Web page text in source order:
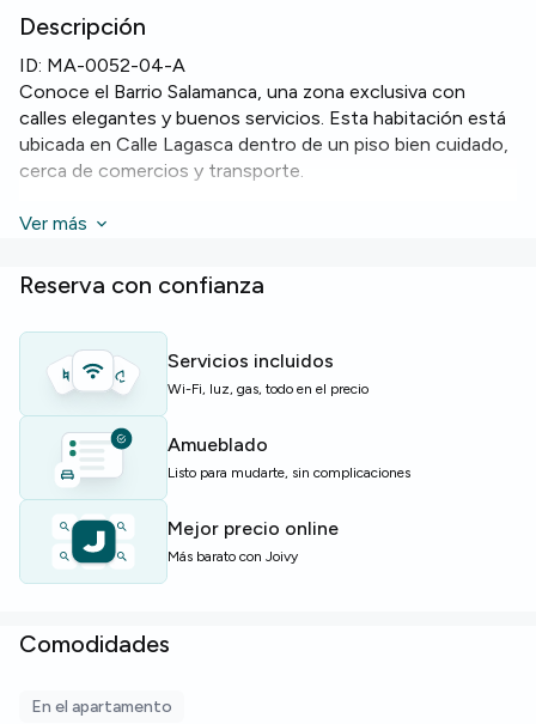
Descripción
ID: MA-0052-04-A
Conoce el Barrio Salamanca, una zona exclusiva con
calles elegantes y buenos servicios. Esta habitación está
ubicada en Calle Lagasca dentro de un piso bien cuidado,
cerca de comercios y transporte.
Lo más destacado: habitación de 20,7 m²,
lavadora. El piso cuenta con cuatro baños repartidos en
El edificio dispone deascensor, facilitando el acceso al
segundo piso donde se sitúa el apartamento. El piso tiene
180 m² en total, con siete camas y zonas comunes
funcionales.
Ideal para estudiantes o jóvenes profesionales que
buscan una base céntrica y cómoda en Madrid con las
comodidades esenciales.
Plazas limitadas — contacta hoy para asegurar esta
Ver más
Reserva con confianza
Servicios incluidos
Wi-Fi, luz, gas, todo en el precio
Amueblado
Listo para mudarte, sin complicaciones
Mejor precio online
Más barato con Joivy
Comodidades
En el apartamento